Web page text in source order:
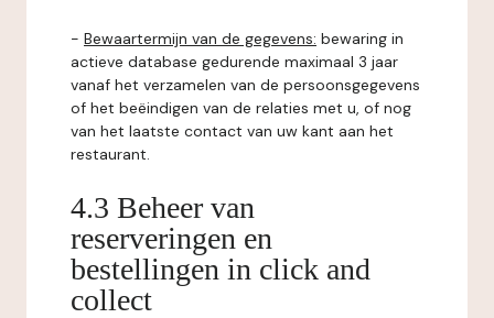
- Bewaartermijn van de gegevens: bewaring in
actieve database gedurende maximaal 3 jaar
vanaf het verzamelen van de persoonsgegevens
of het beëindigen van de relaties met u, of nog
van het laatste contact van uw kant aan het
restaurant.
4.3 Beheer van
reserveringen en
bestellingen in click and
collect